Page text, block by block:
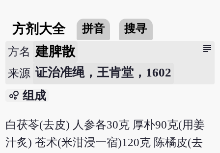
方剂大全 拼音 搜寻
subject
方名 建脾散
来源 证治准绳，王肯堂，1602
bubble_chart 组成
白茯苓(去皮) 人参各30克 厚朴90克(用姜
汁炙) 苍术(米泔浸一宿)120克 陈橘皮(去